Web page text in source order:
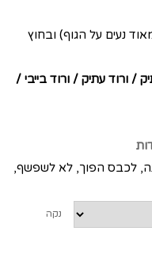
נעים על הגוף) ובחוץ
ורוד עתיק / ורוד בייבי /
לכבס הפוך, לא לשפשף,
נקה